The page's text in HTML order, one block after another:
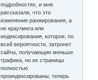
подробностях, и мне
рассказали, что это
изменение ранжирования, а
не краулинга или
индексирования, которое, по
всей вероятности, затронет
сайты, получающие меньше
трафика, но их страницы
полностью
проиндексированы; теперь